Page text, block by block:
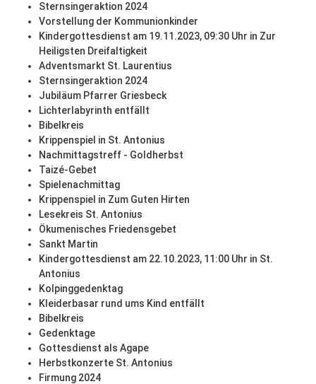
Sternsingeraktion 2024
Vorstellung der Kommunionkinder
Kindergottesdienst am 19.11.2023, 09:30 Uhr in Zur
Heiligsten Dreifaltigkeit
Adventsmarkt St. Laurentius
Sternsingeraktion 2024
Jubiläum Pfarrer Griesbeck
Lichterlabyrinth entfällt
Bibelkreis
Krippenspiel in St. Antonius
Nachmittagstreff - Goldherbst
Taizé-Gebet
Spielenachmittag
Krippenspiel in Zum Guten Hirten
Lesekreis St. Antonius
Ökumenisches Friedensgebet
Sankt Martin
Kindergottesdienst am 22.10.2023, 11:00 Uhr in St.
Antonius
Kolpinggedenktag
Kleiderbasar rund ums Kind entfällt
Bibelkreis
Gedenktage
Gottesdienst als Agape
Herbstkonzerte St. Antonius
Firmung 2024